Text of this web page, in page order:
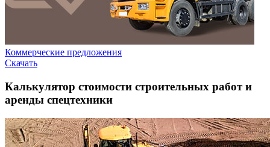
Коммерческие предложения
Скачать
Калькулятор стоимости строительных работ и
аренды спецтехники